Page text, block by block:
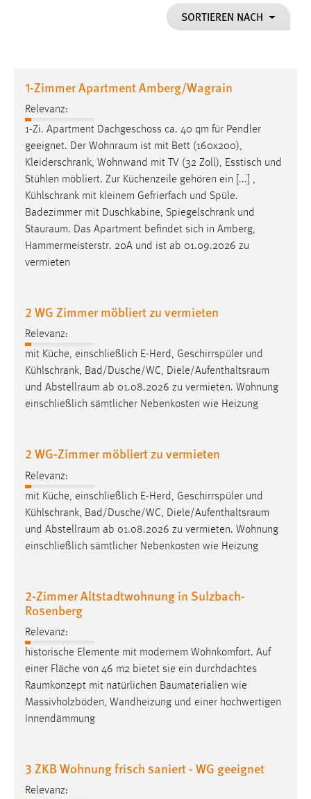
SORTIEREN NACH
1-Zimmer Apartment Amberg/Wagrain
Relevanz:
1-Zi. Apartment Dachgeschoss ca. 40 qm für Pendler
geeignet. Der Wohnraum ist mit Bett (160x200),
Kleiderschrank, Wohnwand mit TV (32 Zoll), Esstisch und
Stühlen möbliert. Zur Küchenzeile gehören ein [...] ,
Kühlschrank mit kleinem Gefrierfach und Spüle.
Badezimmer mit Duschkabine, Spiegelschrank und
Stauraum. Das Apartment befindet sich in Amberg,
Hammermeisterstr. 20A und ist ab 01.09.2026 zu
vermieten
2 WG Zimmer möbliert zu vermieten
Relevanz:
mit Küche, einschließlich E-Herd, Geschirrspüler und
Kühlschrank, Bad/Dusche/WC, Diele/Aufenthaltsraum
und Abstellraum ab 01.08.2026 zu vermieten. Wohnung
einschließlich sämtlicher Nebenkosten wie Heizung
2 WG-Zimmer möbliert zu vermieten
Relevanz:
mit Küche, einschließlich E-Herd, Geschirrspüler und
Kühlschrank, Bad/Dusche/WC, Diele/Aufenthaltsraum
und Abstellraum ab 01.08.2026 zu vermieten. Wohnung
einschließlich sämtlicher Nebenkosten wie Heizung
2-Zimmer Altstadtwohnung in Sulzbach-
Rosenberg
Relevanz:
historische Elemente mit modernem Wohnkomfort. Auf
einer Fläche von 46 m2 bietet sie ein durchdachtes
Raumkonzept mit natürlichen Baumaterialien wie
Massivholzböden, Wandheizung und einer hochwertigen
Innendämmung
3 ZKB Wohnung frisch saniert - WG geeignet
Relevanz:
Performance
Name:
staticfilecache
Zweck:
Für performante Seitenauslieferung wird in diesem Cookie
gespeichert, ob man eingeloggt ist.
Sprachpräferenz
Name:
site-language-preference
Chat
Name:
Wird benötigt um die Chatfunktion nutzen zu können.
Cookie Laufzeit:
Jahre, MIBEW_UserID = 1 Jahr
Login
Name:
fe_user, be_user, be_lastLoginProvider
Zweck:
Dieser Cookie ist notwendig um sich an der Website
einloggen zu können.
Cookie Laufzeit:
STATISTIK